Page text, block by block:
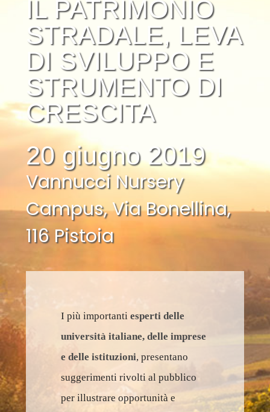
IL PATRIMONIO
STRADALE, LEVA
DI SVILUPPO E
STRUMENTO DI
CRESCITA
20 giugno 2019
Vannucci Nursery
Campus, Via Bonellina,
116 Pistoia
I più importanti esperti delle
università italiane, delle imprese
e delle istituzioni, presentano
suggerimenti rivolti al pubblico
per illustrare opportunità e